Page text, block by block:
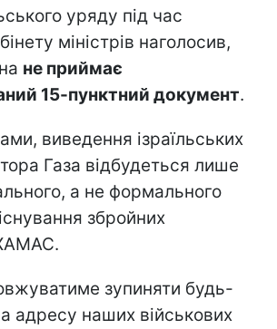
уряду під час
міністрів наголосив,
не приймає
15-пунктний документ.
виведення ізраїльських
Газа відбудеться лише
а не формального
збройних
зупиняти будь-
адресу наших військових